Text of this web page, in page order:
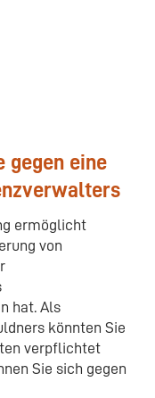
gegen eine
ermöglicht
von
hat. Als
könnten Sie
verpflichtet
Sie sich gegen